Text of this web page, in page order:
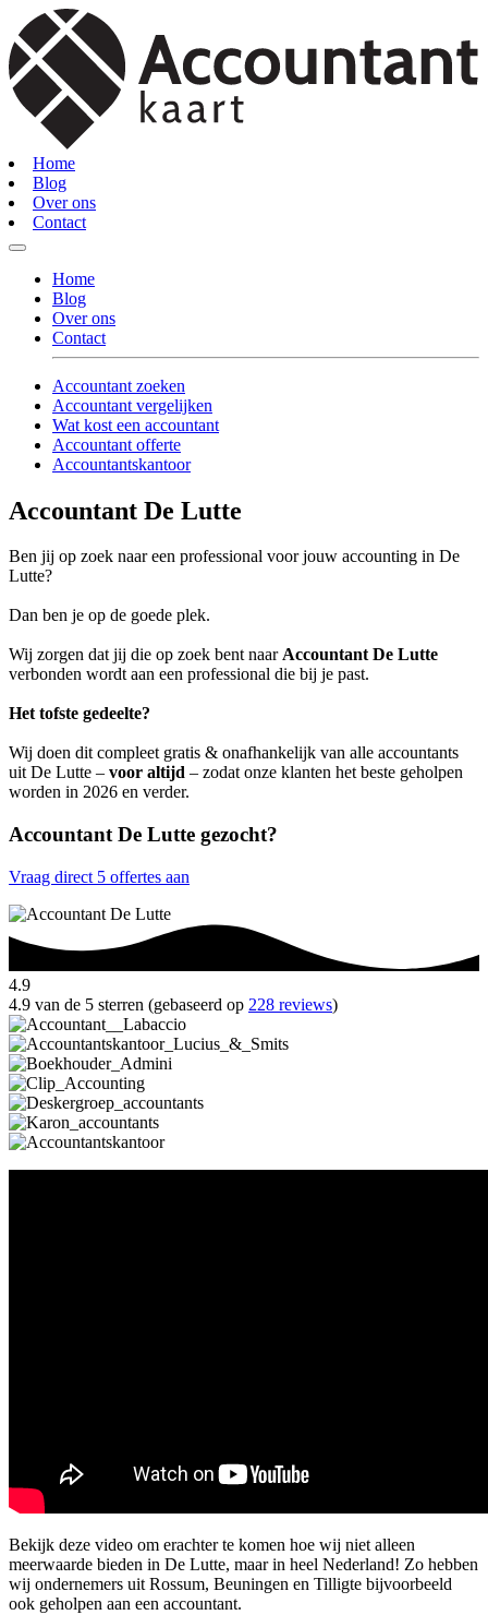
Home
Blog
Over ons
Contact
Home
Blog
Over ons
Contact
Accountant zoeken
Accountant vergelijken
Wat kost een accountant
Accountant offerte
Accountantskantoor
Accountant De Lutte
Ben jij op zoek naar een professional voor jouw accounting in De
Lutte?
Dan ben je op de goede plek.
Wij zorgen dat jij die op zoek bent naarAccountant De Lutte
verbonden wordt aan een professional die bij je past.
Het tofste gedeelte?
Wij doen dit compleet gratis & onafhankelijk van alle accountants
uit De Lutte – voor altijd – zodat onze klanten het beste geholpen
worden in 2026 en verder.
Accountant De Lutte gezocht?
Vraag direct 5 offertes aan
4.9
4.9 van de 5 sterren (gebaseerd op 228 reviews)
Bekijk deze video om erachter te komen hoe wij niet alleen
meerwaarde bieden in De Lutte, maar in heel Nederland! Zo hebben
wij ondernemers uit Rossum, Beuningen en Tilligte bijvoorbeeld
ook geholpen aan een accountant.